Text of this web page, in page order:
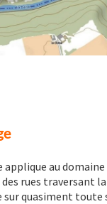
applique au
des rues traversant
sur quasiment toute